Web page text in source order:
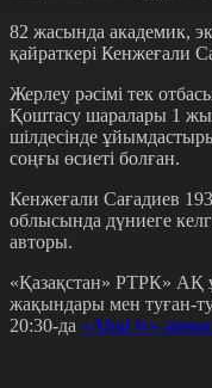
82 жасында академик,
қайраткері Кенжеғали
Жерлеу рәсімі тек
Қоштасу шаралары 1
шілдесінде
соңғы өсиеті болған.
Кенжеғали Сағадиев
облысында дүниеге
авторы.
«Қазақстан» РТРК»
жақындары мен туған-
20:30-да «Abai tv»